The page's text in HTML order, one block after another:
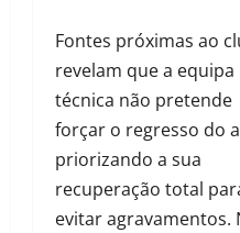
Fontes próximas ao
revelam que a equipa
técnica não pretende
forçar o regresso do
priorizando a sua
recuperação total
evitar agravamentos.